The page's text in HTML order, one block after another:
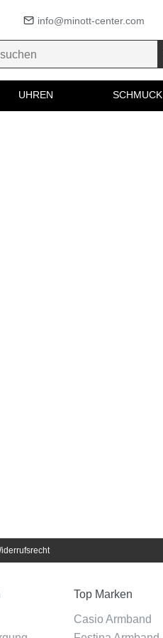
info@minott-center.com
UHREN SCHMUCK
Top Marken
Casio Armband